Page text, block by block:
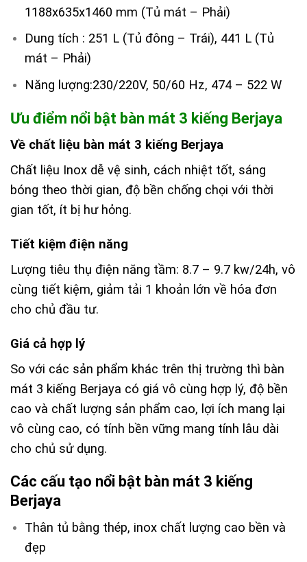
1188x635x1460 mm (Tủ mát – Phải)
Dung tích : 251 L (Tủ đông – Trái), 441 L (Tủ
mát – Phải)
Năng lượng:230/220V, 50/60 Hz, 474 – 522 W
Ưu điểm nổi bật bàn mát 3 kiếng Berjaya
Về chất liệu bàn mát 3 kiếng Berjaya
Chất liệu Inox dễ vệ sinh, cách nhiệt tốt, sáng
bóng theo thời gian, độ bền chống chọi với thời
gian tốt, ít bị hư hỏng.
Tiết kiệm điện năng
Lượng tiêu thụ điện năng tầm: 8.7 – 9.7 kw/24h, vô
cùng tiết kiệm, giảm tải 1 khoản lớn về hóa đơn
cho chủ đầu tư.
Giá cả hợp lý
So với các sản phẩm khác trên thị trường thì bàn
mát 3 kiếng Berjaya có giá vô cùng hợp lý, độ bền
cao và chất lượng sản phẩm cao, lợi ích mang lại
vô cùng cao, có tính bền vững mang tính lâu dài
cho chủ sử dụng.
Các cấu tạo nổi bật bàn mát 3 kiếng
Berjaya
Thân tủ bằng thép, inox chất lượng cao bền và
đẹp